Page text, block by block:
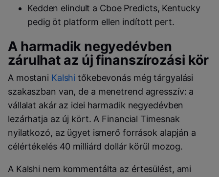
Kedden elindult a Cboe Predicts, Kentucky
pedig öt platform ellen indított pert.
A harmadik negyedévben
zárulhat az új finanszírozási kör
A mostani Kalshi tőkebevonás még tárgyalási
szakaszban van, de a menetrend agresszív: a
vállalat akár az idei harmadik negyedévben
lezárhatja az új kört. A Financial Timesnak
nyilatkozó, az ügyet ismerő források alapján a
célértékelés 40 milliárd dollár körül mozog.
A Kalshi nem kommentálta az értesülést, ami